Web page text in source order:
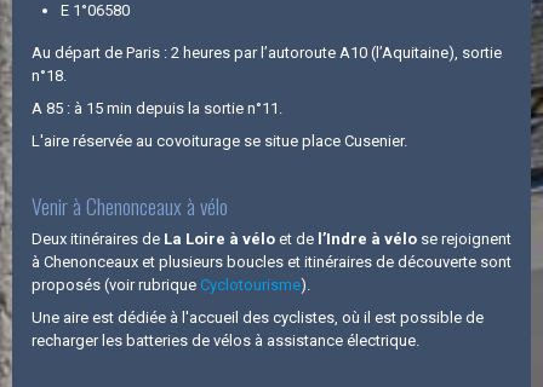
E 1°06580
Au départ de Paris : 2 heures par l’autoroute A10 (l’Aquitaine), sortie
n°18.
A 85 : à 15 min depuis la sortie n°11.
L'aire réservée au covoiturage se situe place Cusenier.
Venir à Chenonceaux à vélo
Deux itinéraires de La Loire à vélo et de l’Indre à vélo se rejoignent
à Chenonceaux et plusieurs boucles et itinéraires de découverte sont
proposés (voir rubrique Cyclotourisme).
Une aire est dédiée à l'accueil des cyclistes, où il est possible de
recharger les batteries de vélos à assistance électrique.